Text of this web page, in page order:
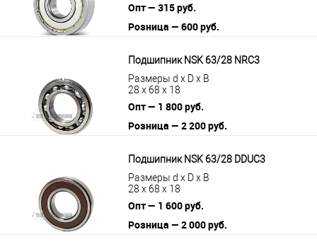
Опт — 315 руб.
Розница — 600 руб.
Подшипник NSK 63/28 NRC3
Размеры d x D x B
28 x 68 x 18
Опт — 1 800 руб.
Розница — 2 200 руб.
Подшипник NSK 63/28 DDUC3
Размеры d x D x B
28 x 68 x 18
Опт — 1 600 руб.
Розница — 2 000 руб.